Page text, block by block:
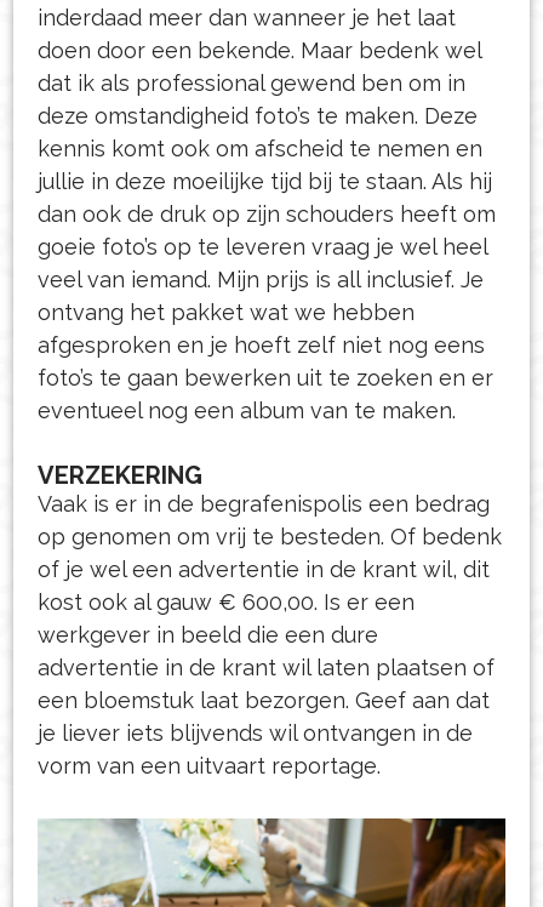
inderdaad meer dan wanneer je het laat
doen door een bekende. Maar bedenk wel
dat ik als professional gewend ben om in
deze omstandigheid foto’s te maken. Deze
kennis komt ook om afscheid te nemen en
jullie in deze moeilijke tijd bij te staan. Als hij
dan ook de druk op zijn schouders heeft om
goeie foto’s op te leveren vraag je wel heel
veel van iemand. Mijn prijs is all inclusief. Je
ontvang het pakket wat we hebben
afgesproken en je hoeft zelf niet nog eens
foto’s te gaan bewerken uit te zoeken en er
eventueel nog een album van te maken.
VERZEKERING
Vaak is er in de begrafenispolis een bedrag
op genomen om vrij te besteden. Of bedenk
of je wel een advertentie in de krant wil, dit
kost ook al gauw € 600,00. Is er een
werkgever in beeld die een dure
advertentie in de krant wil laten plaatsen of
een bloemstuk laat bezorgen. Geef aan dat
je liever iets blijvends wil ontvangen in de
vorm van een uitvaart reportage.